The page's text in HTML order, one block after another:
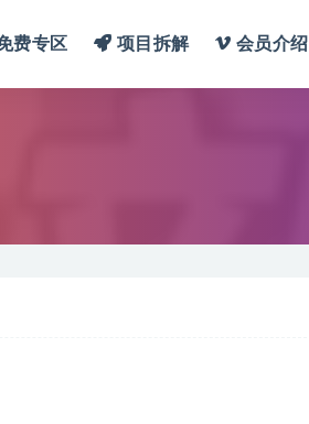
费专区 项目拆解 会员介绍